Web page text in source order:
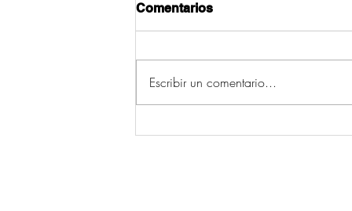
Comentarios
Escribir un comentario...